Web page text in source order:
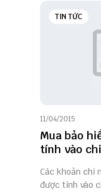
TIN TỨC
11/04/2015
Mua bảo
tính vào
Các khoản chi
được tính vào